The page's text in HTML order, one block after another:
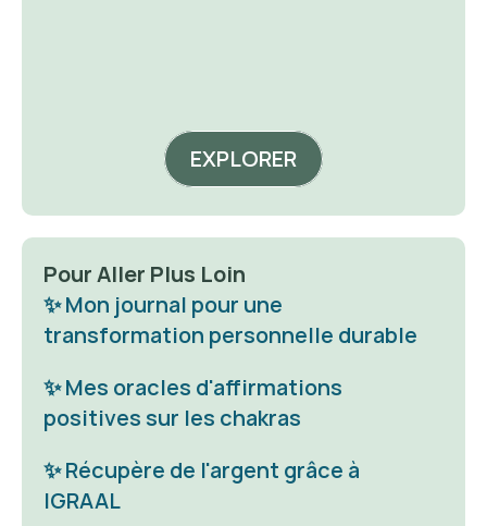
EXPLORER
Pour Aller Plus Loin
✨ Mon journal pour une
transformation personnelle durable
✨ Mes oracles d'affirmations
positives sur les chakras
✨ Récupère de l'argent grâce à
IGRAAL